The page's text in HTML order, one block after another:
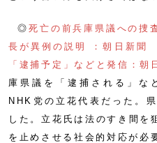
◎死亡の前兵庫県議への捜
長が異例の説明 ：朝日新聞
「逮捕予定」などと発信：朝
庫県議を「逮捕される」な
NHK党の立花代表だった。
した。立花氏は法のすき間を
を止めさせる社会的対応が必